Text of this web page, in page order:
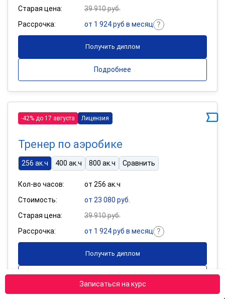
Записаться на курс
Старая цена:
39 910 руб.
Рассрочка:
от 1 924 руб в месяц
Получить диплом
Подробнее
-42% до 17 августа Лицензия
Тренер по аэробике
256 ак.ч 400 ак.ч 800 ак.ч Сравнить
Кол-во часов:
от 256 ак.ч
Стоимость:
от 23 080 руб.
Старая цена:
39 910 руб.
Рассрочка:
от 1 924 руб в месяц
Получить диплом
Подробнее